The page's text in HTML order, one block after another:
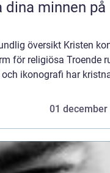
minnen på
översikt Kristen
för religiösa Troende
ikonografi har
01 december